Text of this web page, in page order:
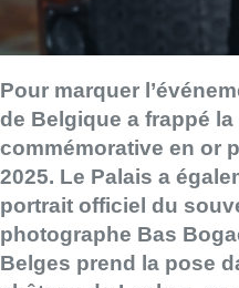
Pour marquer
de Belgique a frappé
commémorative en or
2025. Le Palais a
portrait officiel du
photographe Bas
Belges prend la pose